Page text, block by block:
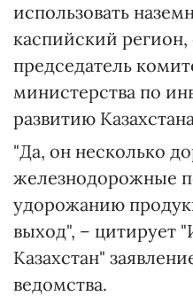
использовать
каспийский
председатель
министерства по
развитию
"Да, он несколько
железнодорожные
удорожанию
выход", – цитирует
Казахстан"
ведомства.